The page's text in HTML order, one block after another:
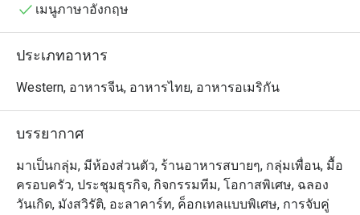
แสดงงานศิลปะหมุนเวียนและเวิร์กช็อปต่างๆ ทำให้ที่นี่เป็น
ในที่เดียว
เมนูภาษาอังกฤษ
ประเภทอาหาร
Western, อาหารจีน, อาหารไทย, อาหารอเมริกัน
บรรยากาศ
มาเป็นกลุ่ม, มีห้องส่วนตัว, ร้านอาหารสบายๆ, กลุ่มเพื่อน, มื้อ
ครอบครัว, ประชุมธุรกิจ, กิจกรรมทีม, โอกาสพิเศษ, ฉลอง
วันเกิด, มังสวิรัติ, อะลาคาร์ท, ค็อกเทลแบบพิเศษ, การจับคู่